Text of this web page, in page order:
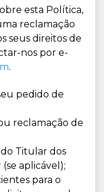
esta Política,
reclamação
seus direitos de
nos por e-
.
pedido de
reclamação de
Titular dos
aplicável);
para o